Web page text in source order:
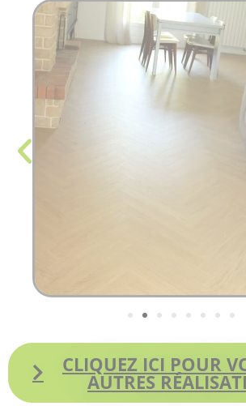
CLIQUEZ ICI POUR
AUTRES